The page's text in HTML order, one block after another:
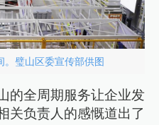
。璧山区委宣传部供图
的全周期服务让企业发
关负责人的感慨道出了